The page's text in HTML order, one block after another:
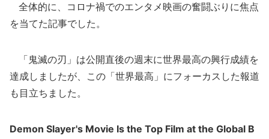
全体的に、コロナ禍でのエンタメ映画の奮闘ぶりに焦点
を当てた記事でした。
「鬼滅の刃」は公開直後の週末に世界最高の興行成績を
達成しましたが、この「世界最高」にフォーカスした報道
も目立ちました。
Demon Slayer's Movie Is the Top Film at the Global B